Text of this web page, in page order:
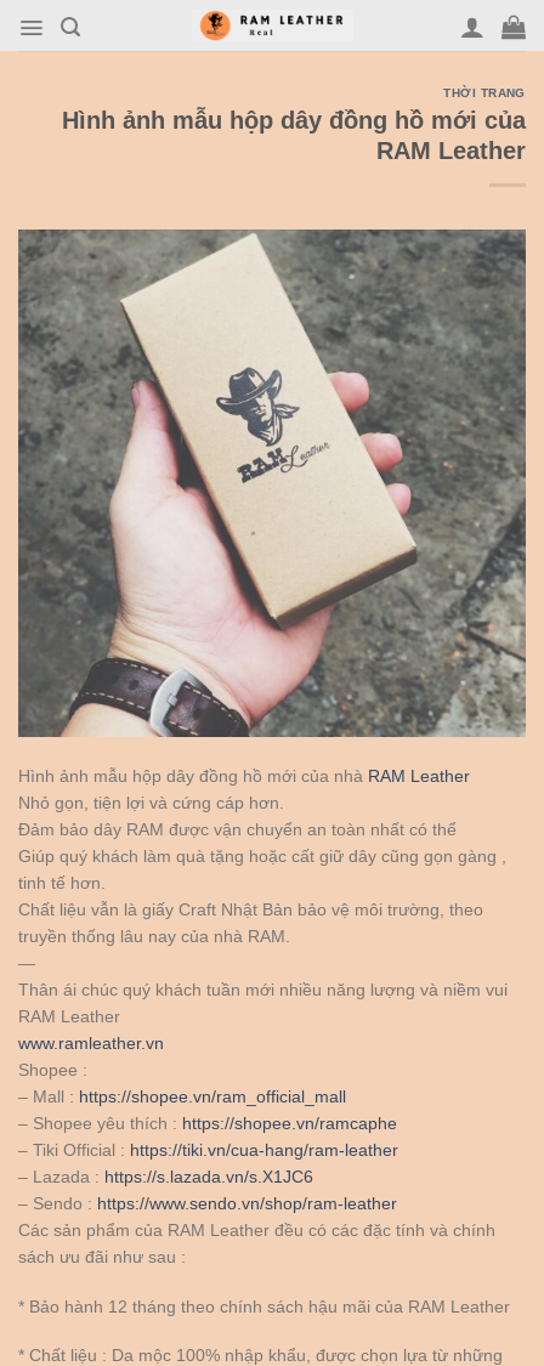
THỜI TRANG
Hình ảnh mẫu hộp dây đồng hồ mới của
RAM Leather
Hình ảnh mẫu hộp dây đồng hồ mới của nhà RAM Leather
Nhỏ gọn, tiện lợi và cứng cáp hơn.
Đảm bảo dây RAM được vận chuyển an toàn nhất có thể
Giúp quý khách làm quà tặng hoặc cất giữ dây cũng gọn gàng ,
tinh tế hơn.
Chất liệu vẫn là giấy Craft Nhật Bản bảo vệ môi trường, theo
truyền thống lâu nay của nhà RAM.
—
Thân ái chúc quý khách tuần mới nhiều năng lượng và niềm vui
RAM Leather
www.ramleather.vn
Shopee :
– Mall : https://shopee.vn/ram_official_mall
– Shopee yêu thích : https://shopee.vn/ramcaphe
– Tiki Official : https://tiki.vn/cua-hang/ram-leather
– Lazada : https://s.lazada.vn/s.X1JC6
– Sendo : https://www.sendo.vn/shop/ram-leather
Các sản phẩm của RAM Leather đều có các đặc tính và chính
sách ưu đãi như sau :
* Bảo hành 12 tháng theo chính sách hậu mãi của RAM Leather
* Chất liệu : Da mộc 100% nhập khẩu, được chọn lựa từ những